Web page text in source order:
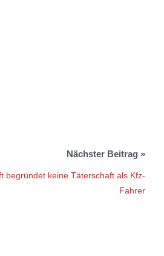
begründet keine Täterschaft als Kfz-
Fahrer